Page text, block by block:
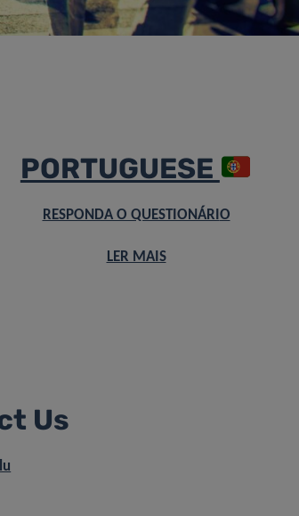
PORTUGUESE
RESPONDA O QUESTIONÁRI O
LER MAIS
Us